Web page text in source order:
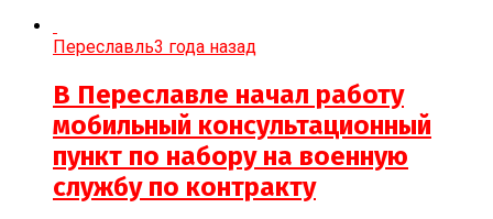
Переславль3 года назад
В Переславле начал работу
мобильный консультационный
пункт по набору на военную
службу по контракту